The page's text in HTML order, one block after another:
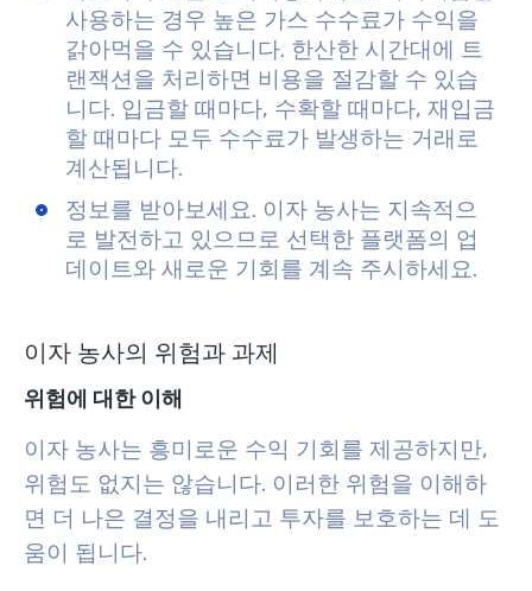
사용하는 경우 높은 가스 수수료가 수익을
갉아먹을 수 있습니다. 한산한 시간대에 트
랜잭션을 처리하면 비용을 절감할 수 있습
니다. 입금할 때마다, 수확할 때마다, 재입금
할 때마다 모두 수수료가 발생하는 거래로
계산됩니다.
정보를 받아보세요. 이자 농사는 지속적으
로 발전하고 있으므로 선택한 플랫폼의 업
데이트와 새로운 기회를 계속 주시하세요.
이자 농사의 위험과 과제
위험에 대한 이해
이자 농사는 흥미로운 수익 기회를 제공하지만,
위험도 없지는 않습니다. 이러한 위험을 이해하
면 더 나은 결정을 내리고 투자를 보호하는 데 도
움이 됩니다.